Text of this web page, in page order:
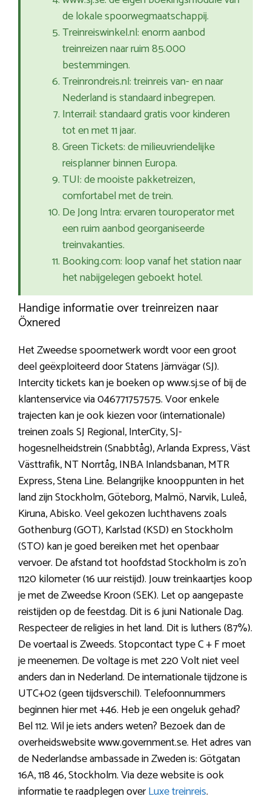
de lokale spoorwegmaatschappij.
Treinreiswinkel.nl: enorm aanbod
treinreizen naar ruim 85.000
bestemmingen.
Treinrondreis.nl: treinreis van- en naar
Nederland is standaard inbegrepen.
Interrail: standaard gratis voor kinderen
tot en met 11 jaar.
Green Tickets: de milieuvriendelijke
reisplanner binnen Europa.
TUI: de mooiste pakketreizen,
comfortabel met de trein.
De Jong Intra: ervaren touroperator met
een ruim aanbod georganiseerde
treinvakanties.
Booking.com: loop vanaf het station naar
het nabijgelegen geboekt hotel.
Handige informatie over treinreizen naar
Öxnered
Het Zweedse spoornetwerk wordt voor een groot
deel geëxploiteerd door Statens Järnvägar (SJ).
Intercity tickets kan je boeken op www.sj.se of bij de
klantenservice via 046771757575. Voor enkele
trajecten kan je ook kiezen voor (internationale)
treinen zoals SJ Regional, InterCity, SJ-
hogesnelheidstrein (Snabbtåg), Arlanda Express, Väst
Västtrafik, NT Norrtåg, INBA Inlandsbanan, MTR
Express, Stena Line. Belangrijke knooppunten in het
land zijn Stockholm, Göteborg, Malmö, Narvik, Luleå,
Kiruna, Abisko. Veel gekozen luchthavens zoals
Gothenburg (GOT), Karlstad (KSD) en Stockholm
(STO) kan je goed bereiken met het openbaar
vervoer. De afstand tot hoofdstad Stockholm is zo’n
1120 kilometer (16 uur reistijd). Jouw treinkaartjes koop
je met de Zweedse Kroon (SEK). Let op aangepaste
reistijden op de feestdag. Dit is 6 juni Nationale Dag.
Respecteer de religies in het land. Dit is luthers (87%).
De voertaal is Zweeds. Stopcontact type C + F moet
je meenemen. De voltage is met 220 Volt niet veel
anders dan in Nederland. De internationale tijdzone is
UTC+02 (geen tijdsverschil). Telefoonnummers
beginnen hier met +46. Heb je een ongeluk gehad?
Bel 112. Wil je iets anders weten? Bezoek dan de
overheidswebsite www.government.se. Het adres van
de Nederlandse ambassade in Zweden is: Götgatan
16A, 118 46, Stockholm. Via deze website is ook
informatie te raadplegen overLuxe treinreis.